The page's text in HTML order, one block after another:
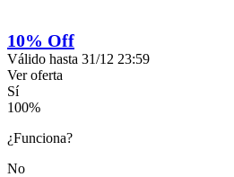
10% Off
Válido hasta 31/12 23:59
Ver oferta
Sí
100%
¿Funciona?
No